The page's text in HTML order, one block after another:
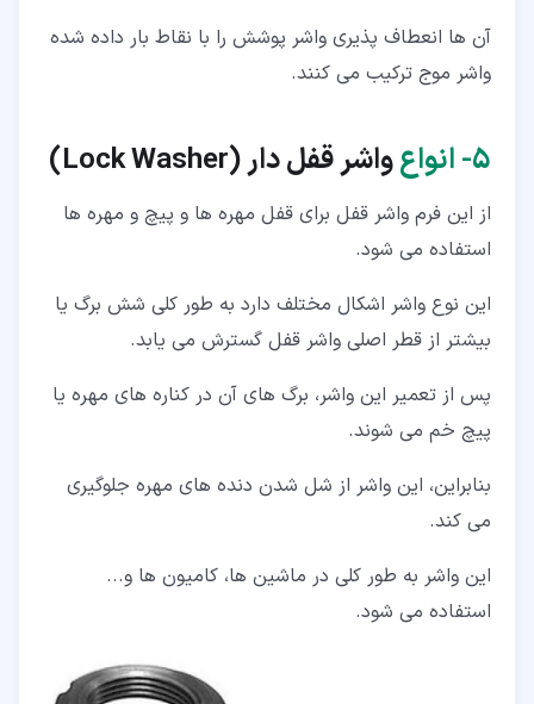
آن ها انعطاف پذیری واشر پوشش را با نقاط بار داده شده
واشر موج ترکیب می کنند.
۵‏- انواع واشر قفل دار (Lock Washer)
از این فرم واشر قفل برای قفل مهره ها و پیچ و مهره ها
استفاده می شود.
این نوع واشر اشکال مختلف دارد به طور کلی شش برگ یا
بیشتر از قطر اصلی واشر قفل گسترش می یابد.
پس از تعمیر این واشر، برگ های آن در کناره های مهره یا
پیچ خم می شوند.
بنابراین، این واشر از شل شدن دنده های مهره جلوگیری
می کند.
این واشر به طور کلی در ماشین ها، کامیون ها و...
استفاده می شود.